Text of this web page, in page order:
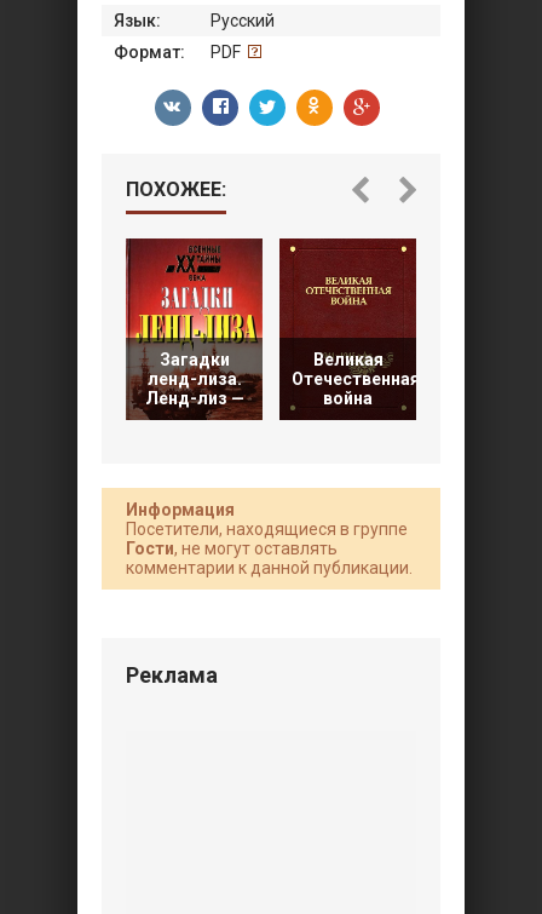
Язык:
Русский
Формат:
PDF
ПОХОЖЕЕ:
Загадки
ленд-лиза.
Ленд-лиз —
Великая
Отечественная
война
Информация
Посетители, находящиеся в группе
Гости, не могут оставлять
комментарии к данной публикации.
Реклама